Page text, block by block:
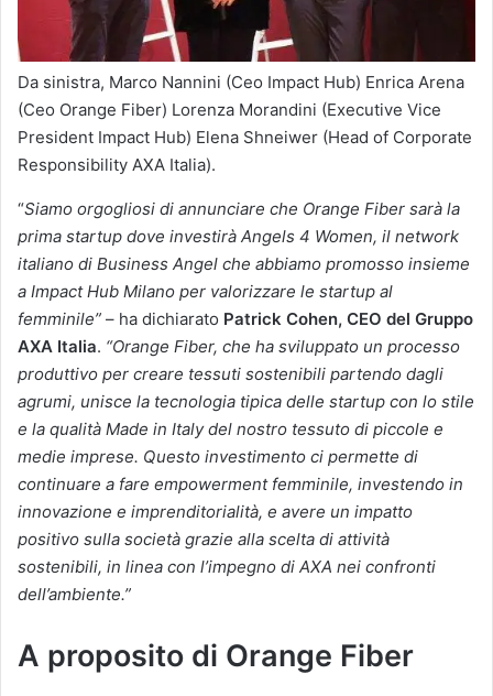
Da sinistra, Marco Nannini (Ceo Impact Hub) Enrica Arena
(Ceo Orange Fiber) Lorenza Morandini (Executive Vice
President Impact Hub) Elena Shneiwer (Head of Corporate
Responsibility AXA Italia).
“Siamo orgogliosi di annunciare che Orange Fiber sarà la
prima startup dove investirà Angels 4 Women, il network
italiano di Business Angel che abbiamo promosso insieme
a Impact Hub Milano per valorizzare le startup al
femminile” – ha dichiarato Patrick Cohen, CEO del Gruppo
AXA Italia. “Orange Fiber, che ha sviluppato un processo
produttivo per creare tessuti sostenibili partendo dagli
agrumi, unisce la tecnologia tipica delle startup con lo stile
e la qualità Made in Italy del nostro tessuto di piccole e
medie imprese. Questo investimento ci permette di
continuare a fare empowerment femminile, investendo in
innovazione e imprenditorialità, e avere un impatto
positivo sulla società grazie alla scelta di attività
sostenibili, in linea con l’impegno di AXA nei confronti
dell’ambiente.”
A proposito di Orange Fiber